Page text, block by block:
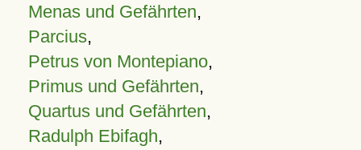
Menas und Gefährten,
Parcius,
Petrus von Montepiano,
Primus und Gefährten,
Quartus und Gefährten,
Radulph Ebifagh,